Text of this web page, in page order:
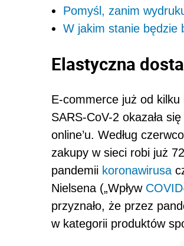
Pomyśl, zanim
W jakim stanie będzie
Elastyczna
E-commerce już od
SARS-CoV-2 okazała
online’u. Według
zakupy w sieci robi już
pandemii koronawirusa
Nielsena („Wpływ
przyznało, że przez
w kategorii produktów